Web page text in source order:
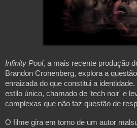
Infinity Pool, a mais recente produção
Brandon Cronenberg, explora a
enraizada do que constitui a
estilo único, chamado de 'tech noir' e
complexas que não faz questão de
O filme gira em torno de um autor